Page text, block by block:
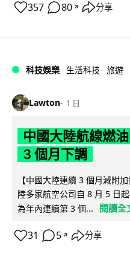
357 80 ↗ 分享
科技娛樂 生活科技 旅遊
Lawton 1 日
中國大陸航線燃
3 個月下調
【中國大陸連續 3 個月減附
陸多家航空公司自 8 月 5 日
為年內連續第 3 個...
閱讀全
31 5 ↗ 分享